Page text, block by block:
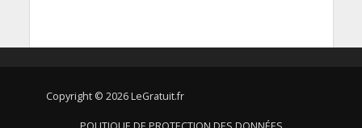
Copyright © 2026 LeGratuit.fr